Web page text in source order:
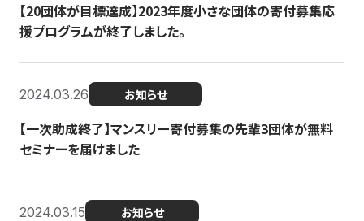
【20団体が目標達成】2023年度小さな団体の寄付募集応
援プログラムが終了しました。
2024.03.26 お知らせ
【一次助成終了】マンスリー寄付募集の先輩3団体が無料
セミナーを届けました
2024.03.15 お知らせ